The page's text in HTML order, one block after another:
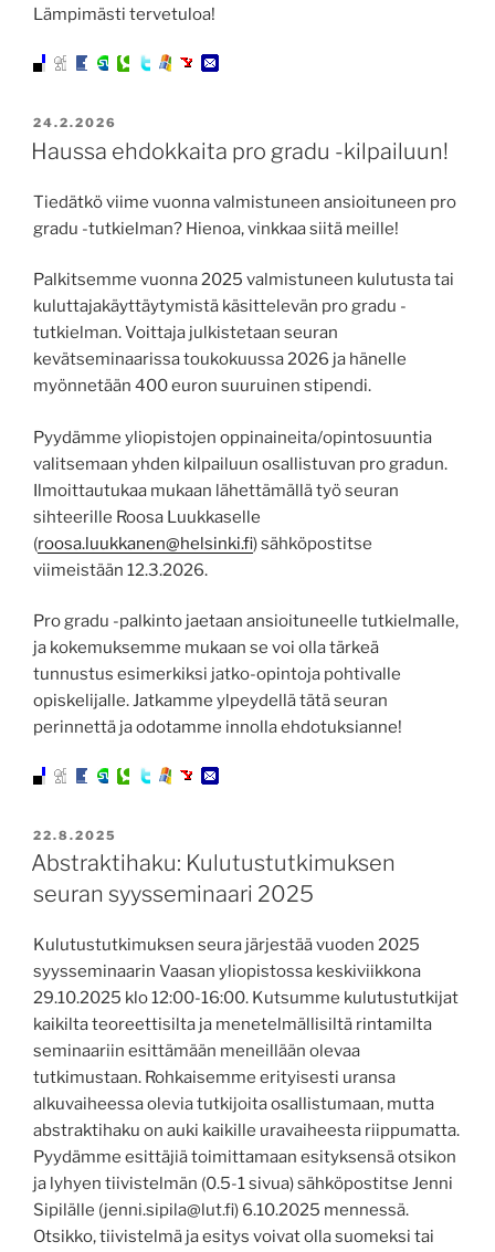
Lämpimästi tervetuloa!
JULKAISTU
24.2.2026
Haussa ehdokkaita pro gradu -kilpailuun!
Tiedätkö viime vuonna valmistuneen ansioituneen pro
gradu -tutkielman? Hienoa, vinkkaa siitä meille!
Palkitsemme vuonna 2025 valmistuneen kulutusta tai
kuluttajakäyttäytymistä käsittelevän pro gradu -
tutkielman. Voittaja julkistetaan seuran
kevätseminaarissa toukokuussa 2026 ja hänelle
myönnetään 400 euron suuruinen stipendi.
Pyydämme yliopistojen oppinaineita/opintosuuntia
valitsemaan yhden kilpailuun osallistuvan pro gradun.
Ilmoittautukaa mukaan lähettämällä työ seuran
sihteerille Roosa Luukkaselle
(roosa.luukkanen@helsinki.fi) sähköpostitse
viimeistään 12.3.2026.
Pro gradu -palkinto jaetaan ansioituneelle tutkielmalle,
ja kokemuksemme mukaan se voi olla tärkeä
tunnustus esimerkiksi jatko-opintoja pohtivalle
opiskelijalle. Jatkamme ylpeydellä tätä seuran
perinnettä ja odotamme innolla ehdotuksianne!
JULKAISTU
22.8.2025
Abstraktihaku: Kulutustutkimuksen
seuran syysseminaari 2025
Kulutustutkimuksen seura järjestää vuoden 2025
syysseminaarin Vaasan yliopistossa keskiviikkona
29.10.2025 klo 12:00-16:00. Kutsumme kulutustutkijat
kaikilta teoreettisilta ja menetelmällisiltä rintamilta
seminaariin esittämään meneillään olevaa
tutkimustaan. Rohkaisemme erityisesti uransa
alkuvaiheessa olevia tutkijoita osallistumaan, mutta
abstraktihaku on auki kaikille uravaiheesta riippumatta.
Pyydämme esittäjiä toimittamaan esityksensä otsikon
ja lyhyen tiivistelmän (0.5-1 sivua) sähköpostitse Jenni
Sipilälle (jenni.sipila@lut.fi) 6.10.2025 mennessä.
Otsikko, tiivistelmä ja esitys voivat olla suomeksi tai